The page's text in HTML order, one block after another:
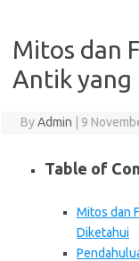
Mitos dan
Antik yang
ByAdmin 9
Table of
Mitos dan
Diketahui